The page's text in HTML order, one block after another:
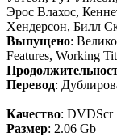
Эрос Влахос,
Хендерсон, Билл
Выпущено:
Features, Working
Перевод:
Качество: DVDScr
Размер: 2.06 Gb